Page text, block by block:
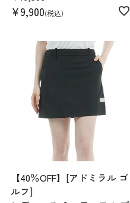
¥9,900 税込
【40％OFF】[アドミラル ゴ
ルフ]